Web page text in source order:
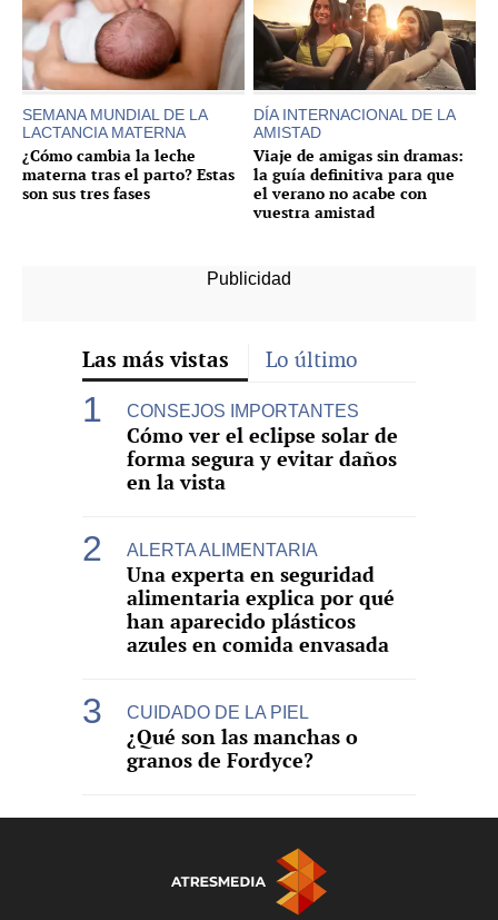
SEMANA MUNDIAL DE LA
LACTANCIA MATERNA
¿Cómo cambia la leche
materna tras el parto? Estas
son sus tres fases
DÍA INTERNACIONAL DE LA
AMISTAD
Viaje de amigas sin dramas:
la guía definitiva para que
el verano no acabe con
vuestra amistad
Las más vistas Lo último
CONSEJOS IMPORTANTES
Cómo ver el eclipse solar de
forma segura y evitar daños
en la vista
ALERTA ALIMENTARIA
Una experta en seguridad
alimentaria explica por qué
han aparecido plásticos
azules en comida envasada
CUIDADO DE LA PIEL
¿Qué son las manchas o
granos de Fordyce?